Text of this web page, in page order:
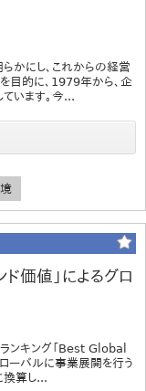
かにし、これからの経営
目的に、1979年から、企
います。今...
価値」によるグロ
ンキング「Best Global
ーバルに事業展開を行う
換算し...